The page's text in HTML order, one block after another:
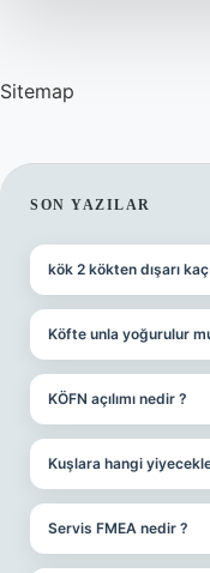
Sitemap
SON YAZILAR
kök 2 kökten dışarı kaç
Köfte unla yoğurulur
KÖFN açılımı nedir ?
Kuşlara hangi
Servis FMEA nedir ?